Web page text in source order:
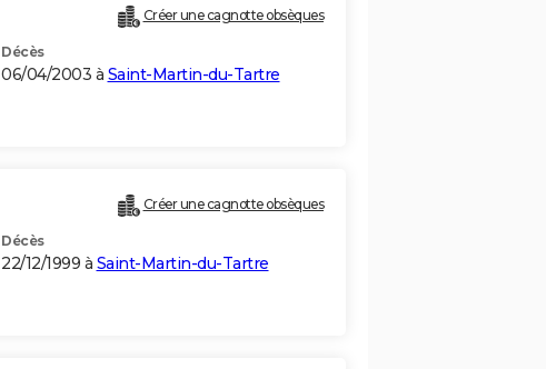
Créer une cagnotte obsèques
Décès
06/04/2003 à Saint-Martin-du-Tartre
Créer une cagnotte obsèques
Décès
22/12/1999 à Saint-Martin-du-Tartre